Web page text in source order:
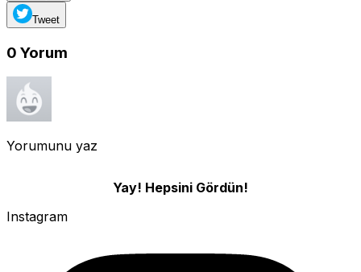
Tweet
0 Yorum
Yorumunu yaz
Yay! Hepsini Gördün!
Instagram